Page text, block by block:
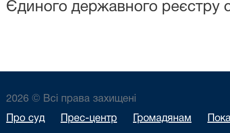
Єдиного державного реєстру
2026 © Всі права захищені
Про суд Прес-центр Громадянам